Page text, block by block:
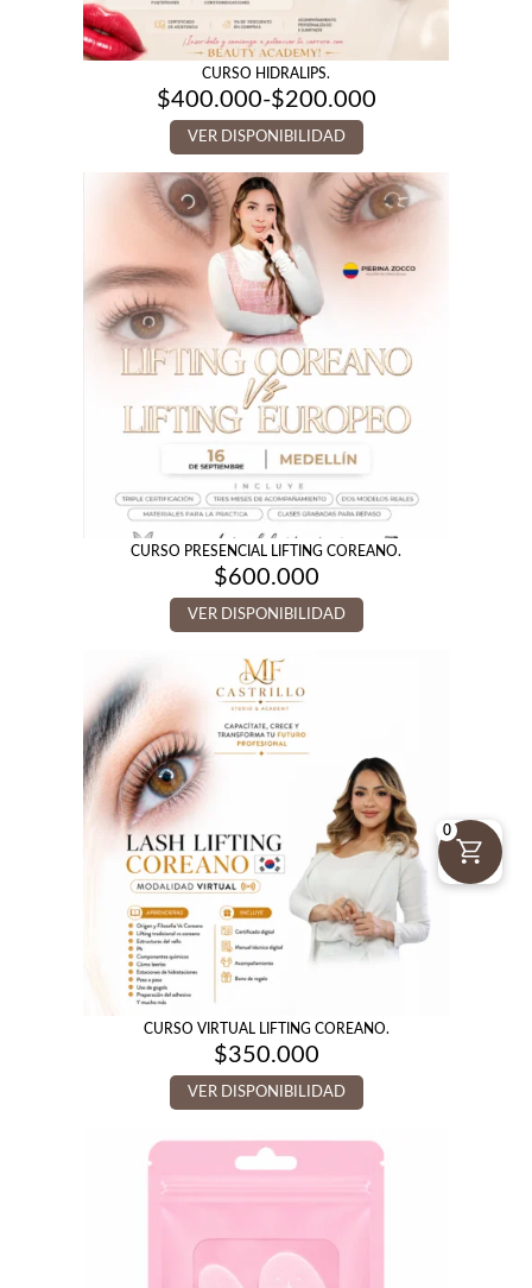
CURSO HIDRALIPS.
$200.000
-
$400.000
Rango
de
precios:
desde
$200.000
hasta
$400.000
VER DISPONIBILIDAD
CURSO PRESENCIAL LIFTING COREANO.
$600.000
VER DISPONIBILIDAD
CURSO VIRTUAL LIFTING COREANO.
$350.000
VER DISPONIBILIDAD
0